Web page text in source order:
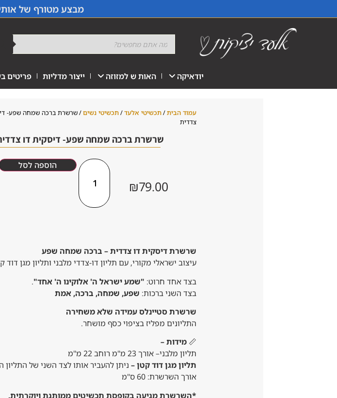
מבצע מטורף של
יודאיקה האות ש למזוזה ייצור מדליות פריטים
עמוד הבית/תכשיטי אלעד/תכשיטי נשים/ שרשרת ברכה שמחה שפע-
צדדית
שרשרת ברכה שמחה שפע- דיסקית דו
₪79.00
הוספה לסל
שרשרת דיסקית דו צדדית – ברכה שמחה שפע
עיצוב ישראלי מקורי, עם תליון דו-צדדי מלבני ותליון מגן דוד
בצד אחד חרוט: "שמע ישראל ה' אלוקינו ה' אחד".
בצד השני ברכות: שפע, שמחה, ברכה, אמת
שרשרת סטיינלס עמידה שלא משחירה
התליונים מפליז בציפוי כסף מושחר.
📏 מידות –
תליון מלבני– אורך 23 מ"מ רוחב 22 מ"מ
תליון מגן דוד קטן – ניתן להעביר אותו לצד השני של התליון
אורך השרשרת: 60 ס"מ
*השרשרת מגיעה בקופסת תכשיטים ממותגת ויוקרתית.